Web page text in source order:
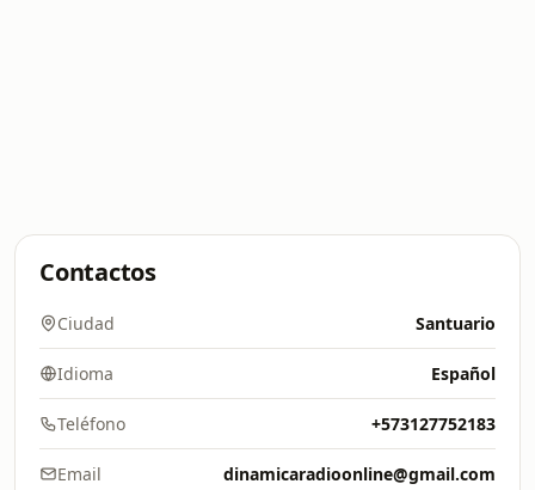
Contactos
Ciudad Santuario
Idioma Español
Teléfono +573127752183
Email dinamicaradioonline@gmail.com